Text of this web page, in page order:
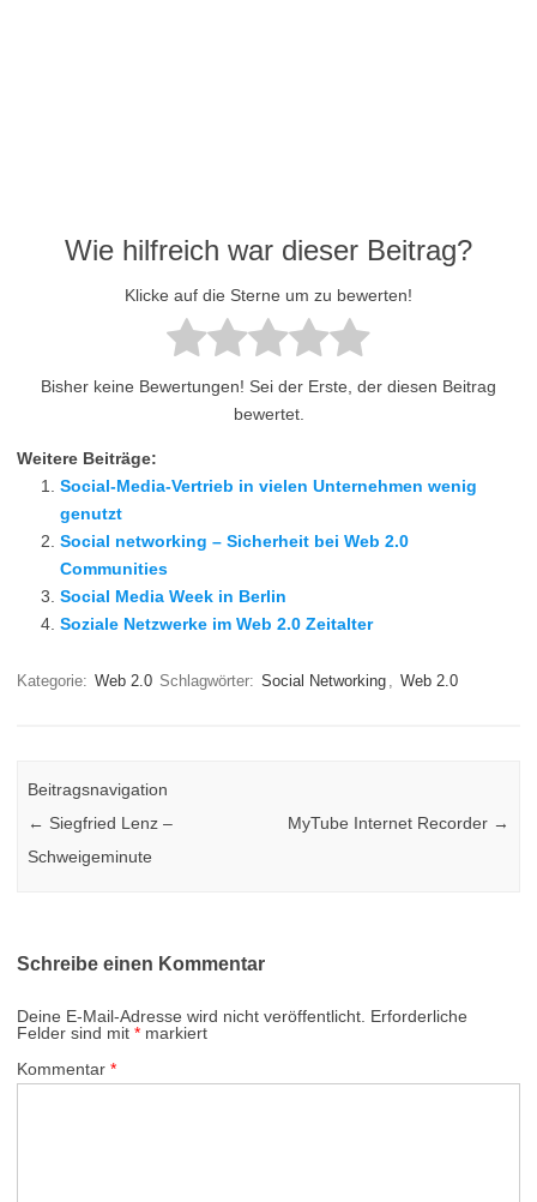
Wie hilfreich war dieser Beitrag?
Klicke auf die Sterne um zu bewerten!
Bisher keine Bewertungen! Sei der Erste, der diesen Beitrag
bewertet.
Weitere Beiträge:
Social-Media-Vertrieb in vielen Unternehmen wenig
genutzt
Social networking – Sicherheit bei Web 2.0
Communities
Social Media Week in Berlin
Soziale Netzwerke im Web 2.0 Zeitalter
Kategorie: Web 2.0 Schlagwörter: Social Networking , Web 2.0
Beitragsnavigation
← Siegfried Lenz –
Schweigeminute
MyTube Internet Recorder →
Schreibe einen Kommentar
Deine E-Mail-Adresse wird nicht veröffentlicht. Erforderliche
Felder sind mit * markiert
Kommentar *